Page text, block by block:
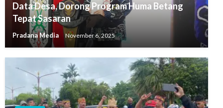
Data Desa, Dorong Program Huma Betang
Tepat Sasaran
Pradana Media November 6, 2025